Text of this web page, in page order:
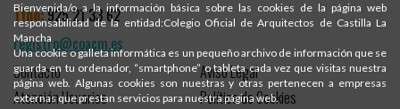
Tfno:925 21 33 62
registro@coacm.es
Contacto
Atención Usuarios
Aviso Legal
Política de Cookies
Bienvenida/o a la información básica sobre las cookies de la página web
responsabilidad de la entidad:Colegio Oficial de Arquitectos de Castilla La
Mancha
Una cookie o galleta informática es un pequeño archivo de información que se
guarda en tu ordenador, “smartphone” o tableta cada vez que visitas nuestra
página web. Algunas cookies son nuestras y otras pertenecen a empresas
externas que prestan servicios para nuestra página web.